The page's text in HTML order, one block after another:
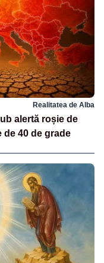
Realitatea de Alba
alertă roșie de
de 40 de grade